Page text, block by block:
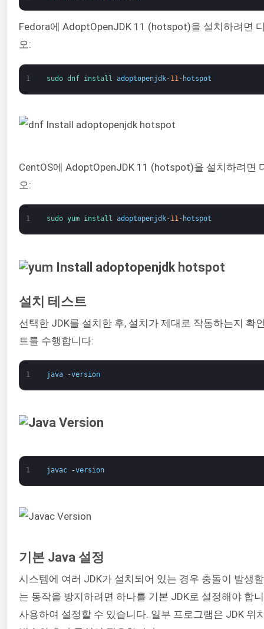
Fedora에 AdoptOpenJDK 11 (hotspot)을 설치하려면
오:
1 sudo dnf install adoptopenjdk-11 - hotspot
CentOS에 AdoptOpenJDK 11 (hotspot)을 설치하려면
오:
1 sudo yum install adoptopenjdk-11- hotspot
설치 테스트
선택한 JDK를 설치한 후, 설치가 제대로 작동하는지 확
트를 수행합니다:
1 java -version
1 javac -version
기본 Java 설정
시스템에 여러 JDK가 설치되어 있는 경우 충돌이 발생
는 동작을 방지하려면 하나를 기본 JDK로 설정해야 합
사용하여 설정할 수 있습니다. 일부 프로그램은 JDK 위